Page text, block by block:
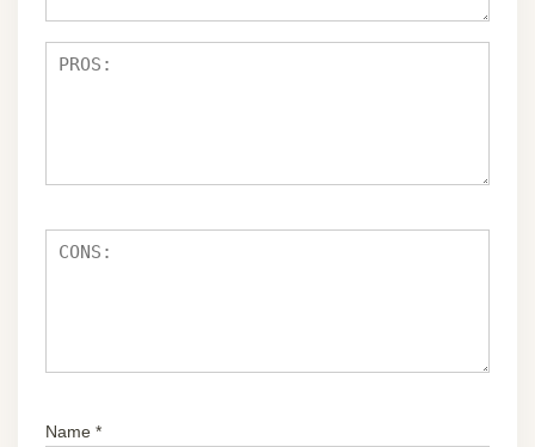
έρ
ια
Name *